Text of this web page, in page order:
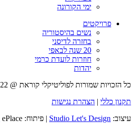
ימי הקורונה
פרויקטים
נשים בהיסטוריה
בחזרה לדיסני
20 שנה לבאפי
חוזרות לועדת כרמי
יהדות
כל הזכויות שמורות לפוליטיקלי קוראת @ 2022
תקנון כללי | הצהרת נגישות
עיצוב: Studio Let's Design | פיתוח: ePlace